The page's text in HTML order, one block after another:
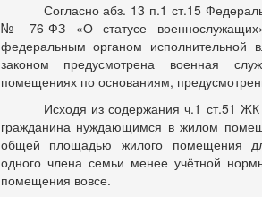
Согласно абз. 13 п.1 ст.15
№ 76-ФЗ «О статусе
федеральным органом исполнительной
законом предусмотрена военная
помещениях по основаниям,
Исходя из содержания ч.1 ст.51
гражданина нуждающимся в жилом
общей площадью жилого помещения
одного члена семьи менее учётной
помещения вовсе.